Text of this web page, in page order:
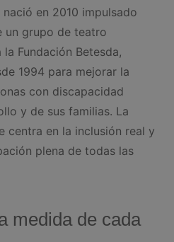
en 2010 impulsado
un grupo de teatro
Fundación Betesda,
1994 para mejorar la
con discapacidad
y de sus familias. La
centra en la inclusión real y
plena de todas las
medida de cada